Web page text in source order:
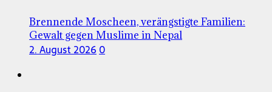
Brennende Moscheen, verängstigte Familien:
Gewalt gegen Muslime in Nepal
2. August 20260